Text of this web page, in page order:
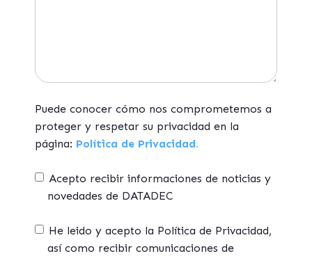
Puede conocer cómo nos comprometemos a
proteger y respetar su privacidad en la
página: Política de Privacidad.
Acepto recibir informaciones de noticias y
novedades de DATADEC
He leido y acepto la Política de Privacidad,
así como recibir comunicaciones de